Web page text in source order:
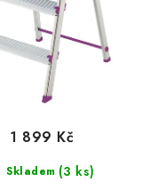
Skladem (3 ks)
1 899 Kč